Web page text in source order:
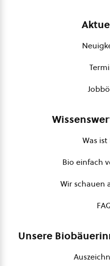
Was ist
Bio einfach
Wir schauen
Unsere